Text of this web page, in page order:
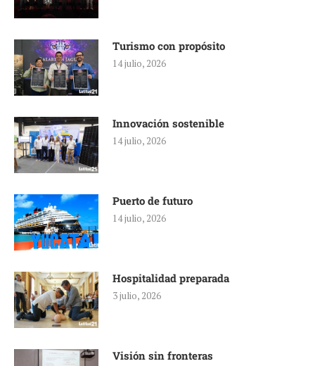
Turismo con propósito
14 julio, 2026
Innovación sostenible
14 julio, 2026
Puerto de futuro
14 julio, 2026
Hospitalidad preparada
3 julio, 2026
Visión sin fronteras